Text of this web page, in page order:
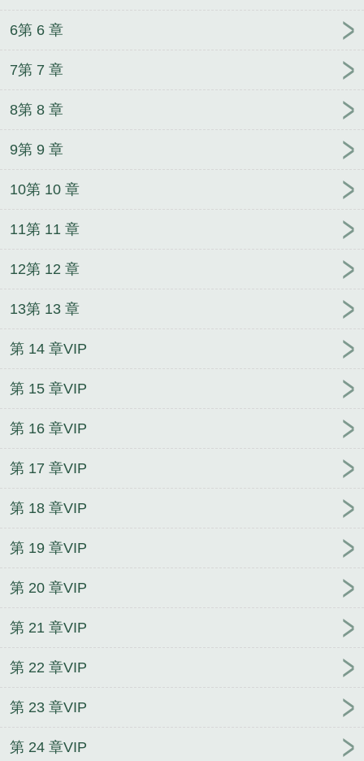
6第 6 章
7第 7 章
8第 8 章
9第 9 章
10第 10 章
11第 11 章
12第 12 章
13第 13 章
第 14 章VIP
第 15 章VIP
第 16 章VIP
第 17 章VIP
第 18 章VIP
第 19 章VIP
第 20 章VIP
第 21 章VIP
第 22 章VIP
第 23 章VIP
第 24 章VIP